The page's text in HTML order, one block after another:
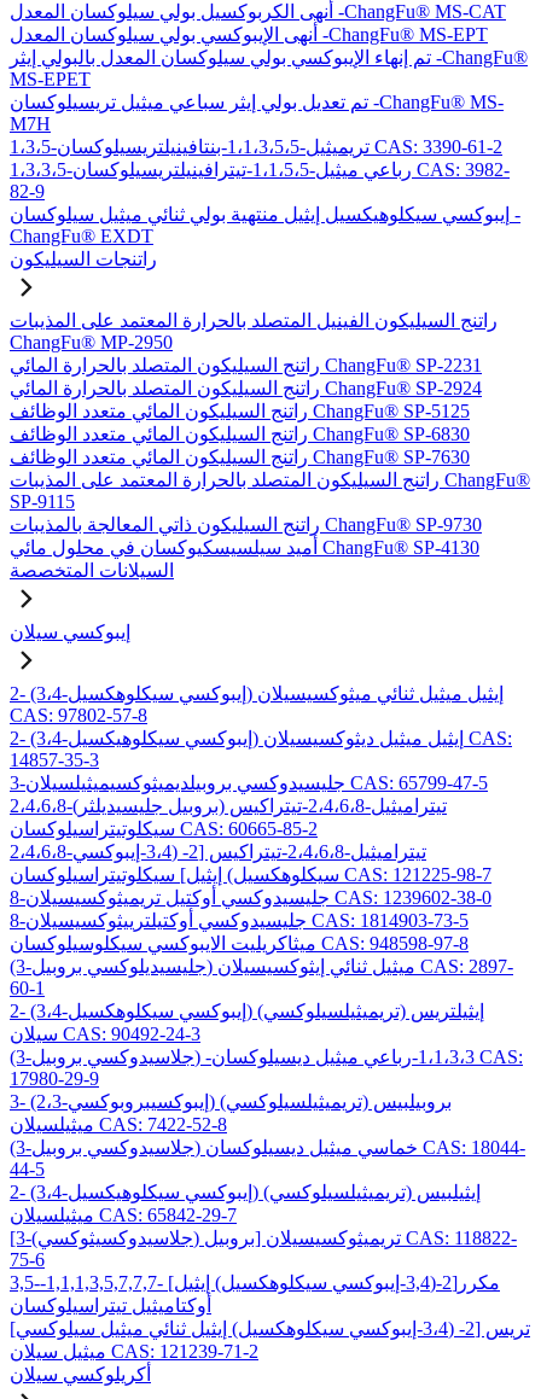
أنهى الكربوكسيل بولي سيلوكسان المعدل -ChangFu® MS-CAT
أنهى الإيبوكسي بولي سيلوكسان المعدل -ChangFu® MS-EPT
تم إنهاء الإيبوكسي بولي سيلوكسان المعدل بالبولي إيثر -ChangFu®
MS-EPET
تم تعديل بولي إيثر سباعي ميثيل تريسيلوكسان -ChangFu® MS-
M7H
1،3،5-تريميثيل-1،1،3،5،5-بنتافينيلتريسيلوكسان CAS: 3390-61-2
1،3،3،5-رباعي ميثيل-1،1،5،5-تيترافينيلتريسيلوكسان CAS: 3982-
82-9
إيبوكسي سيكلوهيكسيل إيثيل منتهية بولي ثنائي ميثيل سيلوكسان -
ChangFu® EXDT
راتنجات السيليكون
راتنج السيليكون الفينيل المتصلد بالحرارة المعتمد على المذيبات
ChangFu® MP-2950
راتنج السيليكون المتصلد بالحرارة المائي ChangFu® SP-2231
راتنج السيليكون المتصلد بالحرارة المائي ChangFu® SP-2924
راتنج السيليكون المائي متعدد الوظائف ChangFu® SP-5125
راتنج السيليكون المائي متعدد الوظائف ChangFu® SP-6830
راتنج السيليكون المائي متعدد الوظائف ChangFu® SP-7630
راتنج السيليكون المتصلد بالحرارة المعتمد على المذيبات ChangFu®
SP-9115
راتنج السيليكون ذاتي المعالجة بالمذيبات ChangFu® SP-9730
أميد سيلسيسكيوكسان في محلول مائي ChangFu® SP-4130
السيلانات المتخصصة
إيبوكسي سيلان
2- (3،4-إيبوكسي سيكلوهكسيل) إيثيل ميثيل ثنائي ميثوكسيسيلان
CAS: 97802-57-8
2- (3،4-إيبوكسي سيكلوهيكسيل) إيثيل ميثيل ديثوكسيسيلان CAS:
14857-35-3
3-جليسيدوكسي بروبيلديميثوكسيميثيلسيلان CAS: 65799-47-5
2،4،6،8-تيتراميثيل-2،4،6،8-تيتراكيس (بروبيل جليسيديلثر)
سيكلوتيتراسيلوكسان CAS: 60665-85-2
2،4،6،8-تيتراميثيل-2،4،6،8-تيتراكيس [2- (3،4-إيبوكسي
سيكلوهكسيل) إيثيل] سيكلوتيتراسيلوكسان CAS: 121225-98-7
8-جليسيدوكسي أوكتيل تريميثوكسيسيلان CAS: 1239602-38-0
8-جليسيدوكسي أوكتيلترييثوكسيسيلان CAS: 1814903-73-5
ميثاكريليت الايبوكسي سيكلوسيلوكسان CAS: 948598-97-8
(3-جليسيديلوكسي بروبيل) ميثيل ثنائي إيثوكسيسيلان CAS: 2897-
60-1
2- (3،4-إيبوكسي سيكلوهكسيل) إيثيلتريس (تريميثيلسيلوكسي)
سيلان CAS: 90492-24-3
(3-جلاسيدوكسي بروبيل) -1،1،3،3-رباعي ميثيل ديسيلوكسان CAS:
17980-29-9
3- (2،3-إيبوكسيبروبوكسي) بروبيلبيس (تريميثيلسيلوكسي)
ميثيلسيلان CAS: 7422-52-8
(3-جلاسيدوكسي بروبيل) خماسي ميثيل ديسيلوكسان CAS: 18044-
44-5
2- (3،4-إيبوكسي سيكلوهيكسيل) إيثيلبيس (تريميثيلسيلوكسي)
ميثيلسيلان CAS: 65842-29-7
[3-(جلاسيدوكسيثوكسي) بروبيل] تريميثوكسيسيلان CAS: 118822-
75-6
3,5-مكرر[2-(3,4-إيبوكسي سيكلوهكسيل) إيثيل] -1,1,1,3,5,7,7,7-
أوكتاميثيل تيتراسيلوكسان
تريس [2- (3،4-إيبوكسي سيكلوهكسيل) إيثيل ثنائي ميثيل سيلوكسي]
ميثيل سيلان CAS: 121239-71-2
أكريلوكسي سيلان